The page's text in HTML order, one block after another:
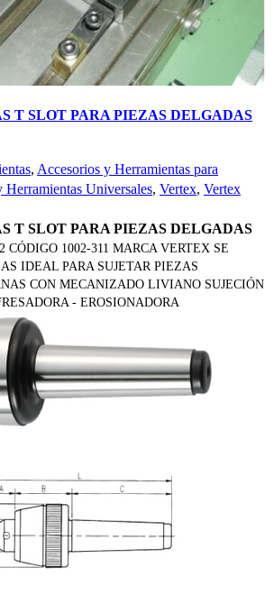
T SLOT PARA PIEZAS DELGADAS
, Accesorios y Herramientas para
Herramientas Universales, Vertex, Vertex
T SLOT PARA PIEZAS DELGADAS
CÓDIGO 1002-311 MARCA VERTEX SE
IDEAL PARA SUJETAR PIEZAS
CON MECANIZADO LIVIANO SUJECIÓN
- EROSIONADORA